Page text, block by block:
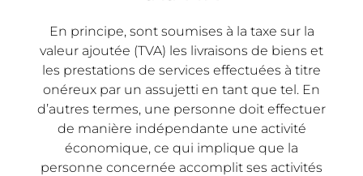
En principe, sont soumises à la taxe sur la
valeur ajoutée (TVA) les livraisons de biens et
les prestations de services effectuées à titre
onéreux par un assujetti en tant que tel. En
d’autres termes, une personne doit effectuer
de manière indépendante une activité
économique, ce qui implique que la
personne concernée accomplit ses activités